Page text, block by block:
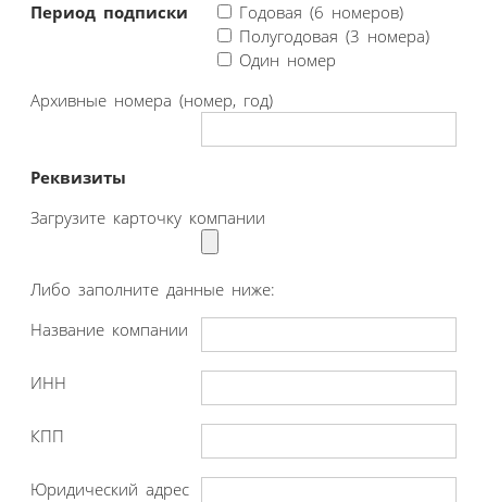
Период подписки
Годовая (6 номеров)
Полугодовая (3 номера)
Один номер
Архивные номера (номер, год)
Реквизиты
Загрузите карточку компании
Либо заполните данные ниже:
Название компании
ИНН
КПП
Юридический адрес